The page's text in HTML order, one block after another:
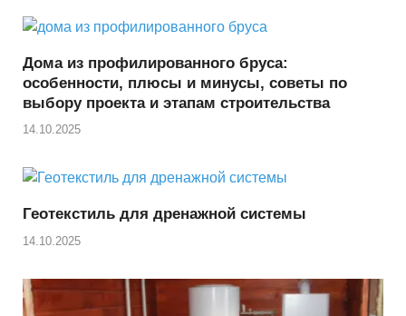
Дома из профилированного бруса:
особенности, плюсы и минусы, советы по
выбору проекта и этапам строительства
14.10.2025
Геотекстиль для дренажной системы
14.10.2025